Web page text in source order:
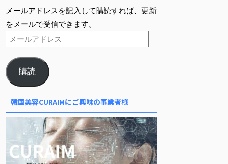
メールアドレスを記入して購読すれば、更新
をメールで受信できます。
購読
韓国美容CURAIMにご興味の事業者様